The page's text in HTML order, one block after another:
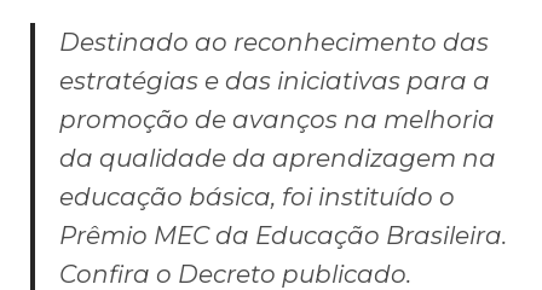
Destinado ao reconhecimento das
estratégias e das iniciativas para a
promoção de avanços na melhoria
da qualidade da aprendizagem na
educação básica, foi instituído o
Prêmio MEC da Educação Brasileira.
Confira o Decreto publicado.